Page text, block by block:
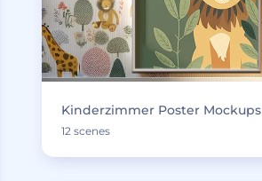
Kinderzimmer Poster Mockups
12 scenes